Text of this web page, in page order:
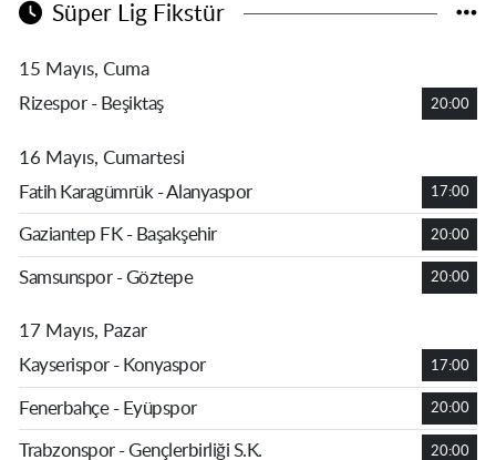
Süper Lig Fikstür
15 Mayıs, Cuma
Rizespor - Beşiktaş
20:00
16 Mayıs, Cumartesi
Fatih Karagümrük - Alanyaspor
17:00
Gaziantep FK - Başakşehir 20:00
Samsunspor - Göztepe 20:00
17 Mayıs, Pazar
Kayserispor - Konyaspor
17:00
Fenerbahçe - Eyüpspor 20:00
Trabzonspor - Gençlerbirliği S.K. 20:00